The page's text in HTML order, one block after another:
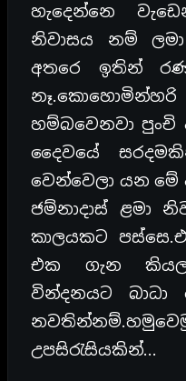
හැදෙන්නෙ
නිවාසය නම්
අතරෙ ඉතින්
නෑ.කොහොමින්හරි
හම්බවෙනවා
දෛවයේ
වෙන්වෙලා යන
ජම්නාදාස් ළමා
කාලයකට
එක ගැන
වින්දනයට
උපසිරැසියකින්…